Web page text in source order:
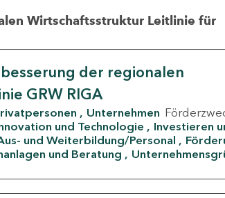
Wirtschaftsstruktur Leitlinie für
der regionalen
GRW RIGA
Unternehmen
und Technologie
Investieren
und Weiterbildung/Personal
und Beratung